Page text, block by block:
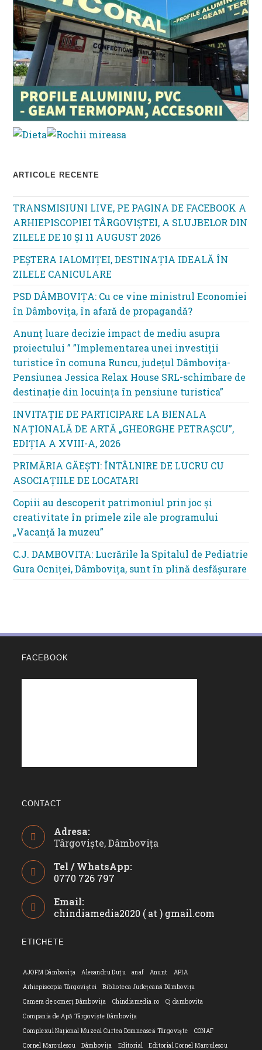
ARTICOLE RECENTE
TRANSMISIUNI LIVE, PE PAGINA DE FACEBOOK A
ARHIEPISCOPIEI TÂRGOVIȘTEI, A SLUJBELOR DIN
ZILELE DE 10 ȘI 11 AUGUST 2026
PEȘTERA IALOMIȚEI, DESTINAȚIA IDEALĂ ÎN
ZILELE CANICULARE
PSD DÂMBOVIȚA: Cu ce vine ministrul Economiei
în Dâmbovița, în afară de propagandă?
Anunț luare decizie impact de mediu asupra
proiectului ” ”Implementarea unei investiții
turistice în comuna Runcu, județul Dâmbovița-
Pensiunea Jessica Relax House SRL-schimbare de
destinație din locuința în pensiune turistica”
INVITAȚIE DE PARTICIPARE LA BIENALA
NAȚIONALĂ DE ARTĂ „GHEORGHE PETRAȘCU”,
EDIŢIA A XVIII-A, 2026
PRIMĂRIA GĂEȘTI: ÎNTÂLNIRE DE LUCRU CU
ASOCIAȚIILE DE LOCATARI
Copiii au descoperit patrimoniul prin joc și
creativitate în primele zile ale programului
„Vacanță la muzeu”
C.J. DAMBOVITA: Lucrările la Spitalul de Pediatrie
Gura Ocniței, Dâmbovița, sunt în plină desfășurare
FACEBOOK
CONTACT
Adresa:
Târgoviște, Dâmbovița
Tel / WhatsApp:
0770 726 797
in
your
Email:
chindiamedia2020 ( at ) gmail.com
ETICHETE
AJOFM Dâmbovița Alesandru Duțu anaf Anunt
APIA
Arhiepiscopia Târgoviștei
Biblioteca Județeană Dâmbovița
Camera de comerț Dâmbovița
Chindiamedia.ro
Cj dambovita
Compania de Apă Târgoviște Dâmbovița
Complexul Național Muzeal Curtea Domnească Târgoviște
CONAF
Cornel Marculescu
Dâmbovița Editorial Editorial Cornel Marculescu